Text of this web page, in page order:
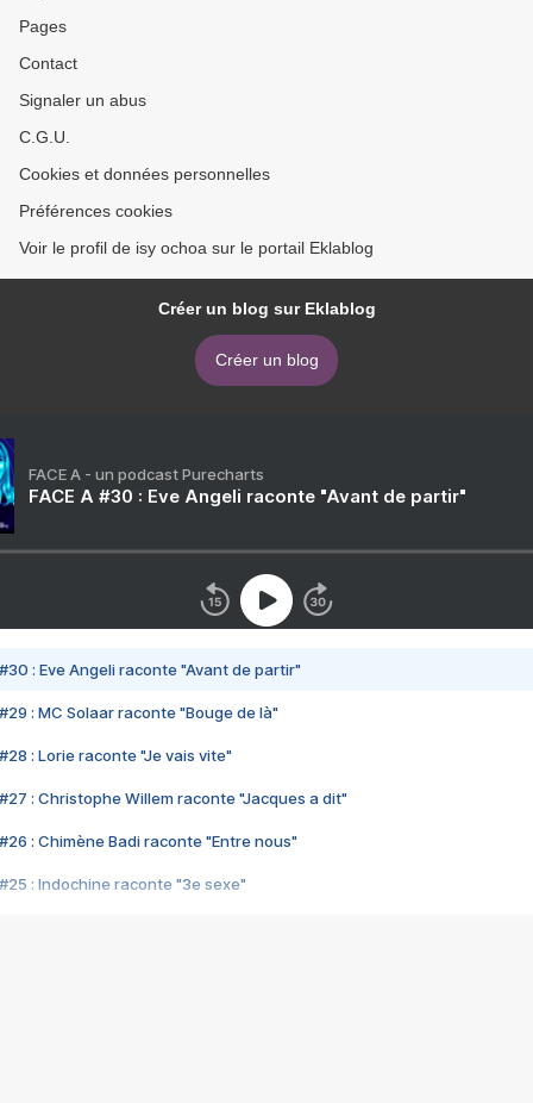
Pages
Contact
Signaler un abus
C.G.U.
Cookies et données personnelles
Préférences cookies
Voir le profil de isy ochoa sur le portail Eklablog
Créer un blog sur Eklablog
Créer un blog
FACE A - un podcast Purecharts
FACE A #30 : Eve Angeli raconte "Avant de partir"
#30 : Eve Angeli raconte "Avant de partir"
#29 : MC Solaar raconte "Bouge de là"
#28 : Lorie raconte "Je vais vite"
#27 : Christophe Willem raconte "Jacques a dit"
#26 : Chimène Badi raconte "Entre nous"
#25 : Indochine raconte "3e sexe"